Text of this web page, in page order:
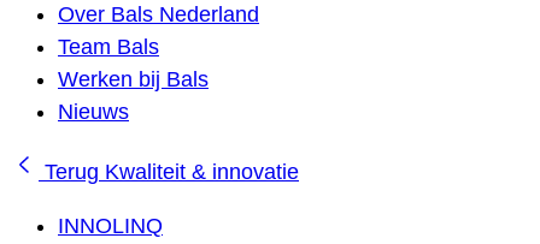
Over Bals Nederland
Team Bals
Werken bij Bals
Nieuws
Terug Kwaliteit & innovatie
INNOLINQ